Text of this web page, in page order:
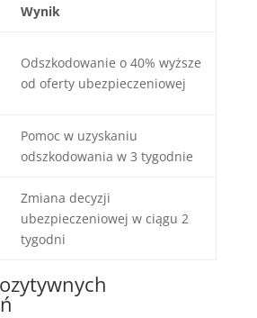
Wynik
Odszkodowanie o 40% wyższe
od oferty ubezpieczeniowej
Pomoc w uzyskaniu
odszkodowania w 3 tygodnie
Zmiana decyzji
ubezpieczeniowej w ciągu 2
tygodni